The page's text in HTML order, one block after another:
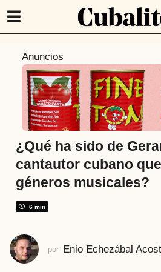
r
á
s
1
a
o
a
t
Anuncios
¿Qué ha sido de
cantautor cubano
géneros musicales?
6 min
por Enio Echezábal